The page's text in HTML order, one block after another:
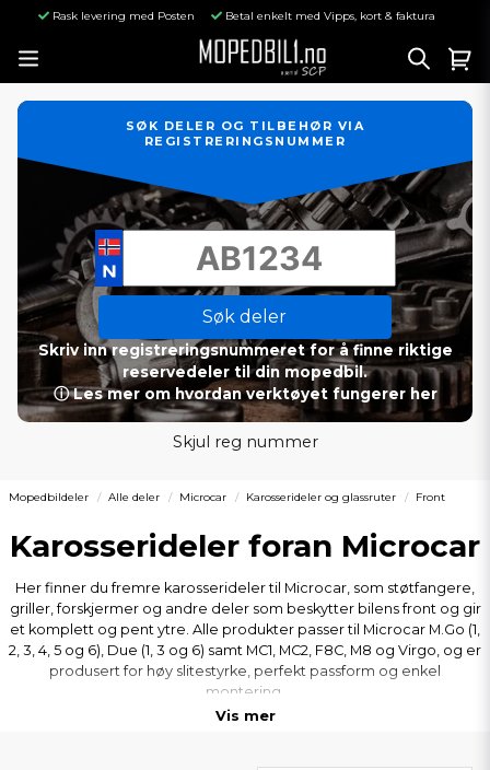
Rask levering med Posten Betal enkelt med Vipps, kort & faktura
SØK DELER OG TILBEHØR VIA
REGISTRERINGSNUMMER
Søk deler
Skriv inn registreringsnummeret for å finne riktige
reservedeler til din mopedbil.
ⓘ Les mer om hvordan verktøyet fungerer her
Skjul reg nummer
Mopedbildeler Alle deler Microcar Karosserideler og glassruter Front
Karosserideler foran Microcar
Her finner du fremre karosserideler til Microcar, som støtfangere,
griller, forskjermer og andre deler som beskytter bilens front og gir
et komplett og pent ytre. Alle produkter passer til Microcar M.Go (1,
2, 3, 4, 5 og 6), Due (1, 3 og 6) samt MC1, MC2, F8C, M8 og Virgo, og er
produsert for høy slitestyrke, perfekt passform og enkel
montering.
Vis mer